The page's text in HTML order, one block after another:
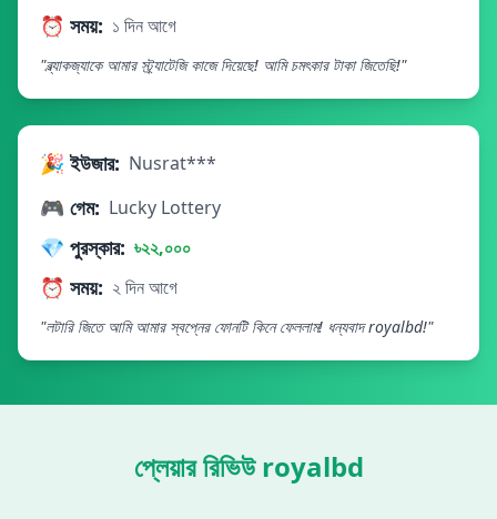
⏰ সময়: ১ দিন আগে
"ব্ল্যাকজ্যাকে আমার স্ট্র্যাটেজি কাজে দিয়েছে! আমি চমৎকার টাকা জিতেছি!"
🎉 ইউজার: Nusrat***
🎮 গেম: Lucky Lottery
💎 পুরস্কার: ৳২২,০০০
⏰ সময়: ২ দিন আগে
"লটারি জিতে আমি আমার স্বপ্নের ফোনটি কিনে ফেললাম! ধন্যবাদ royalbd!"
প্লেয়ার রিভিউ royalbd